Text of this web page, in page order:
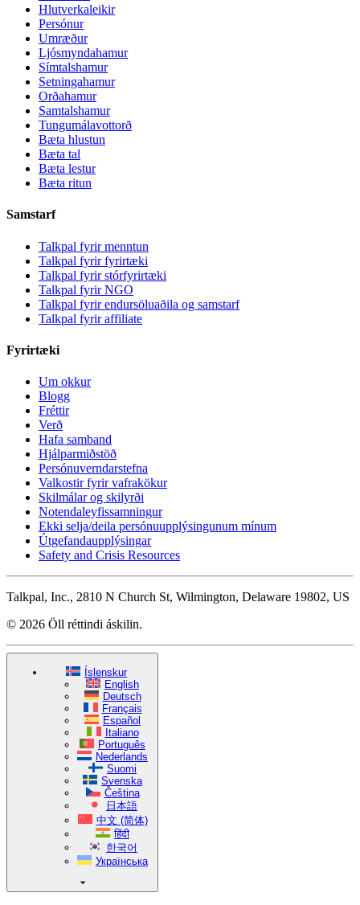
Hlutverkaleikir
Persónur
Umræður
Ljósmyndahamur
Símtalshamur
Setningahamur
Orðahamur
Samtalshamur
Tungumálavottorð
Bæta hlustun
Bæta tal
Bæta lestur
Bæta ritun
Samstarf
Talkpal fyrir menntun
Talkpal fyrir fyrirtæki
Talkpal fyrir stórfyrirtæki
Talkpal fyrir NGO
Talkpal fyrir endursöluaðila og samstarf
Talkpal fyrir affiliate
Fyrirtæki
Um okkur
Blogg
Fréttir
Verð
Hafa samband
Hjálparmiðstöð
Persónuverndarstefna
Valkostir fyrir vafrakökur
Skilmálar og skilyrði
Notendaleyfissamningur
Ekki selja/deila persónuupplýsingunum mínum
Útgefandaupplýsingar
Safety and Crisis Resources
Talkpal, Inc., 2810 N Church St, Wilmington, Delaware 19802, US
© 2026 Öll réttindi áskilin.
Íslenskur
English
Deutsch
Français
Español
Italiano
Português
Nederlands
Suomi
Svenska
Čeština
日本語
中文 (简体)
हिंदी
한국어
Українська